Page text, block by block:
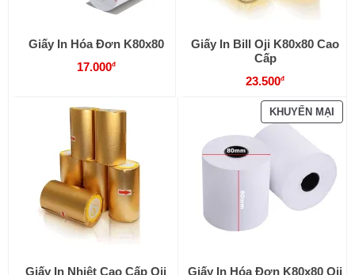
Giấy In Hóa Đơn K80x80
17.000đ
Giấy In Bill Oji K80x80 Cao
Cấp
23.500đ
Giấy In Nhiệt Cao Cấp Oji
KHUYẾN MẠI
GIÁ
Giấy In Hóa Đơn K80x80 Oji